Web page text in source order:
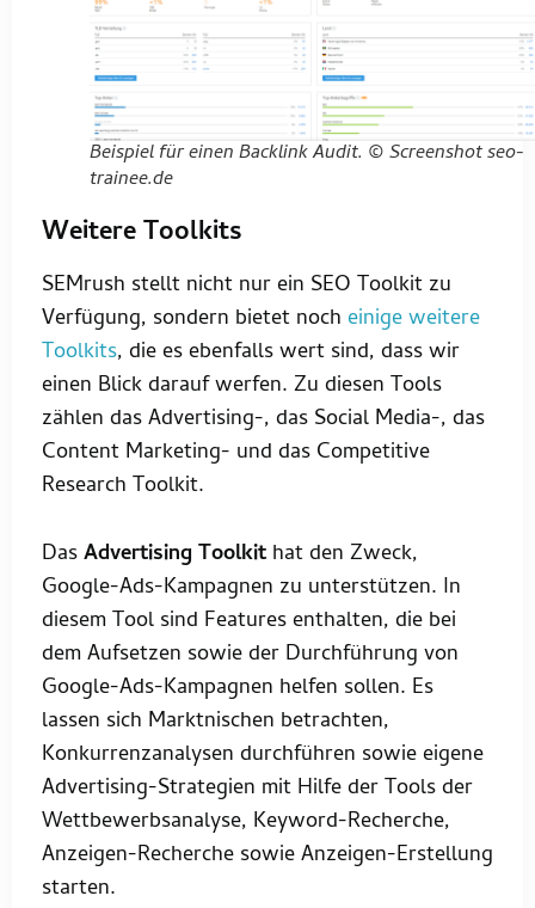
Beispiel für einen Backlink Audit. © Screenshot seo-
trainee.de
Weitere Toolkits
SEMrush stellt nicht nur ein SEO Toolkit zu
Verfügung, sondern bietet noch einige weitere
Toolkits, die es ebenfalls wert sind, dass wir
einen Blick darauf werfen. Zu diesen Tools
zählen das Advertising-, das Social Media-, das
Content Marketing- und das Competitive
Research Toolkit.
DasAdvertising Toolkit hat den Zweck,
Google-Ads-Kampagnen zu unterstützen. In
diesem Tool sind Features enthalten, die bei
dem Aufsetzen sowie der Durchführung von
Google-Ads-Kampagnen helfen sollen. Es
lassen sich Marktnischen betrachten,
Konkurrenzanalysen durchführen sowie eigene
Advertising-Strategien mit Hilfe der Tools der
Wettbewerbsanalyse, Keyword-Recherche,
Anzeigen-Recherche sowie Anzeigen-Erstellung
starten.